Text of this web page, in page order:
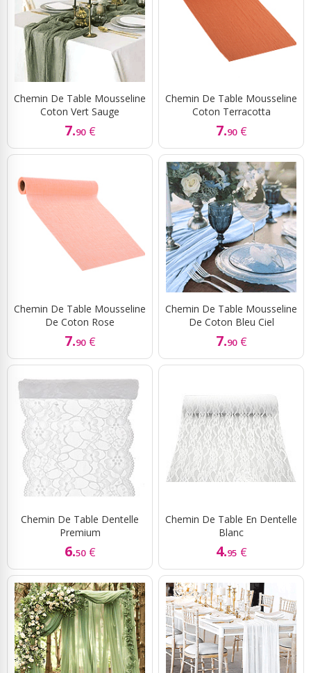
Chemin De Table Mousseline
Coton Vert Sauge
7.90 €
Chemin De Table Mousseline
Coton Terracotta
7.90 €
Chemin De Table Mousseline
De Coton Rose
7.90 €
Chemin De Table Mousseline
De Coton Bleu Ciel
7.90 €
Chemin De Table Dentelle
Premium
6.50 €
Chemin De Table En Dentelle
Blanc
4.95 €